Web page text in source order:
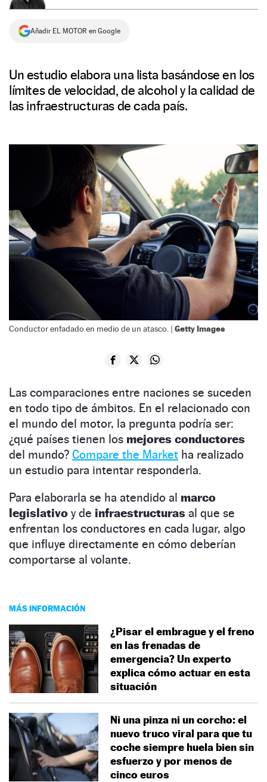
Añadir EL MOTOR en Google
Un estudio elabora una lista basándose en los
límites de velocidad, de alcohol y la calidad de
las infraestructuras de cada país.
Conductor enfadado en medio de un atasco. | Getty Images
Las comparaciones entre naciones se suceden
en todo tipo de ámbitos. En el relacionado con
el mundo del motor, la pregunta podría ser:
¿qué países tienen los mejores conductores
del mundo? Compare the Market ha realizado
un estudio para intentar responderla.
Para elaborarla se ha atendido al marco
legislativo y de infraestructuras al que se
enfrentan los conductores en cada lugar, algo
que influye directamente en cómo deberían
comportarse al volante.
MÁS INFORMACIÓN
¿Pisar el embrague y el freno
en las frenadas de
emergencia? Un experto
explica cómo actuar en esta
situación
Ni una pinza ni un corcho: el
nuevo truco viral para que tu
coche siempre huela bien sin
esfuerzo y por menos de
cinco euros